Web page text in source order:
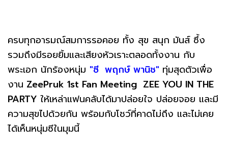
ครบทุกอารมณ์สมการรอคอย ทั้ง สุข สนุก มันส์ ซึ้ง
รวมถึงมีรอยยิ้มและเสียงหัวเราะตลอดทั้งงาน กับ
พระเอก นักร้องหนุ่ม "ซี พฤกษ์ พานิช" ทุ่มสุดตัวเพื่อ
งาน ZeePruk 1st Fan Meeting ZEE YOU IN THE
PARTY ให้เหล่าแฟนคลับได้มาปล่อยใจ ปล่อยจอย และมี
ความสุขไปด้วยกัน พร้อมกับโชว์ที่คาดไม่ถึง และไม่เคย
ได้เห็นหนุ่มซีในมุมนี้